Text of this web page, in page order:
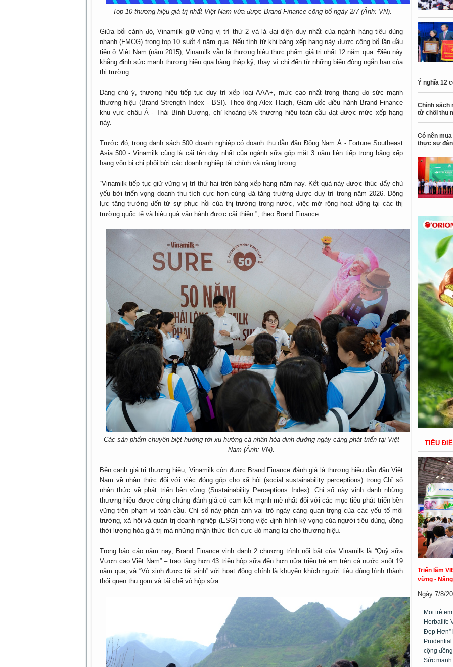
Top 10 thương hiệu giá trị nhất Việt Nam vừa được Brand Finance công bố ngày 2/7 (Ảnh: VN).
Giữa bối cảnh đó, Vinamilk giữ vững vị trí thứ 2 và là đại diện duy nhất của ngành hàng tiêu dùng
nhanh (FMCG) trong top 10 suốt 4 năm qua. Nếu tính từ khi bảng xếp hạng này được công bố lần đầu
tiên ở Việt Nam (năm 2015), Vinamilk vẫn là thương hiệu thực phẩm giá trị nhất 12 năm qua. Điều này
khẳng định sức mạnh thương hiệu qua hàng thập kỷ, thay vì chỉ đến từ những biến động ngắn hạn của
thị trường.
Đáng chú ý, thương hiệu tiếp tục duy trì xếp loại AAA+, mức cao nhất trong thang đo sức mạnh
thương hiệu (Brand Strength Index - BSI). Theo ông Alex Haigh, Giám đốc điều hành Brand Finance
khu vực châu Á - Thái Bình Dương, chỉ khoảng 5% thương hiệu toàn cầu đạt được mức xếp hạng
này.
Trước đó, trong danh sách 500 doanh nghiệp có doanh thu dẫn đầu Đông Nam Á - Fortune Southeast
Asia 500 - Vinamilk cũng là cái tên duy nhất của ngành sữa góp mặt 3 năm liên tiếp trong bảng xếp
hạng vốn bị chi phối bởi các doanh nghiệp tài chính và năng lượng.
“Vinamilk tiếp tục giữ vững vị trí thứ hai trên bảng xếp hạng năm nay. Kết quả này được thúc đẩy chủ
yếu bởi triển vọng doanh thu tích cực hơn cùng đà tăng trưởng được duy trì trong năm 2026. Động
lực tăng trưởng đến từ sự phục hồi của thị trường trong nước, việc mở rộng hoạt động tại các thị
trường quốc tế và hiệu quả vận hành được cải thiện.”, theo Brand Finance.
Các sản phẩm chuyên biệt hướng tới xu hướng cá nhân hóa dinh dưỡng ngày càng phát triển tại Việt
Nam (Ảnh: VN).
Bên cạnh giá trị thương hiệu, Vinamilk còn được Brand Finance đánh giá là thương hiệu dẫn đầu Việt
Nam về nhận thức đối với việc đóng góp cho xã hội (social sustainability perceptions) trong Chỉ số
nhận thức về phát triển bền vững (Sustainability Perceptions Index). Chỉ số này vinh danh những
thương hiệu được công chúng đánh giá có cam kết mạnh mẽ nhất đối với các mục tiêu phát triển bền
vững trên phạm vi toàn cầu. Chỉ số này phản ánh vai trò ngày càng quan trọng của các yếu tố môi
trường, xã hội và quản trị doanh nghiệp (ESG) trong việc định hình kỳ vọng của người tiêu dùng, đồng
thời lượng hóa giá trị mà những nhận thức tích cực đó mang lại cho thương hiệu.
Trong báo cáo năm nay, Brand Finance vinh danh 2 chương trình nổi bật của Vinamilk là “Quỹ sữa
Vươn cao Việt Nam” – trao tặng hơn 43 triệu hộp sữa đến hơn nửa triệu trẻ em trên cả nước suốt 19
năm qua; và “Vỏ xinh được tái sinh” với hoạt động chính là khuyến khích người tiêu dùng hình thành
thói quen thu gom và tái chế vỏ hộp sữa.
Ý nghĩa 12
Chính sách
từ chối thu
Có nên
thực sự
TIÊU
Triển lãm
vững -
Ngày 7/8/
Mọi trẻ
Herbalife
Đẹp Hơn”
cộng
Sức